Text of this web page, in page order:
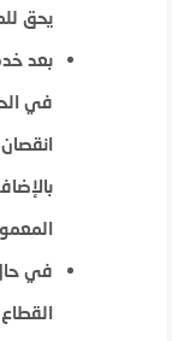
يحق
بعد
في
في